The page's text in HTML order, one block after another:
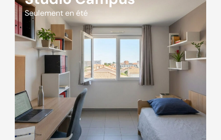
Seulement en été